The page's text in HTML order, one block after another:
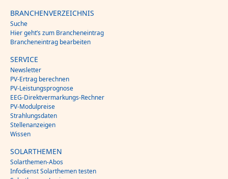
BRANCHENVERZEICHNIS
Suche
Hier geht’s zum Brancheneintrag
Brancheneintrag bearbeiten
SERVICE
Newsletter
PV-Ertrag berechnen
PV-Leistungsprognose
EEG-Direktvermarkungs-Rechner
PV-Modulpreise
Strahlungsdaten
Stellenanzeigen
Wissen
SOLARTHEMEN
Solarthemen-Abos
Infodienst Solarthemen testen